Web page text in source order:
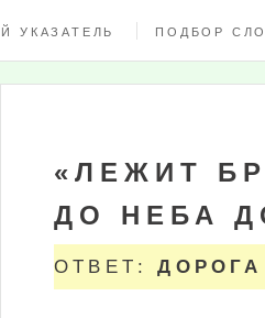
УКАЗАТЕЛЬ ПОДБОР
«ЛЕЖИТ
ДО НЕБА
ОТВЕТ:ДОРОГА